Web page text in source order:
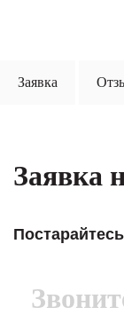
Заявка
Заявка